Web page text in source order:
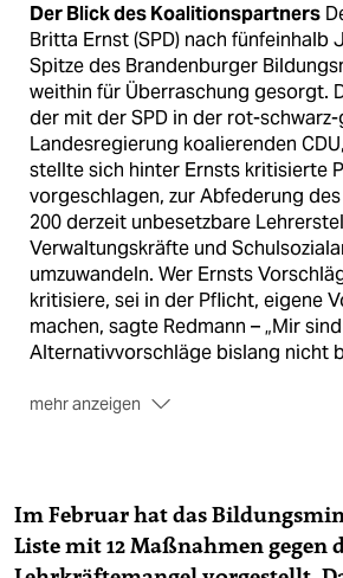
Der Blick des Koalitionspartners
Britta Ernst (SPD) nach fünfeinhalb
Spitze des Brandenburger
weithin für Überraschung gesorgt.
der mit der SPD in der rot-schwarz-
Landesregierung koalierenden
stellte sich hinter Ernsts kritisierte
vorgeschlagen, zur Abfederung
200 derzeit unbesetzbare
Verwaltungskräfte und
umzuwandeln. Wer Ernsts
kritisiere, sei in der Pflicht, eigene
machen, sagte Redmann – „Mir
Alternativvorschläge bislang nicht
mehr anzeigen
Maja Lasić, wies darauf hin, dass
unbesetzbare Lehrerstellen
Verwaltungsstellen umwandelt. „Ich
Im Februar hat das
Liste mit 12 Maßnahmen gegen